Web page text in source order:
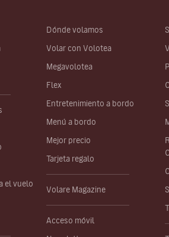
el vuelo
Dónde volamos
Volar con Volotea
Megavolotea
Flex
Entretenimiento a bordo
Menú a bordo
Mejor precio
Tarjeta regalo
Volare Magazine
Acceso móvil